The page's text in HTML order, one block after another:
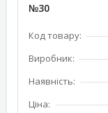
№30
Код товару:
Виробник:
Наявність:
Ціна: